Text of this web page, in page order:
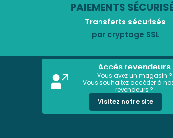
PAIEMENTS
Transferts sécurisés
par cryptage SSL
Accès revendeurs
Vous avez un magasin ?
Vous souhaitez accéder à
revendeurs ?
Visitez notre site